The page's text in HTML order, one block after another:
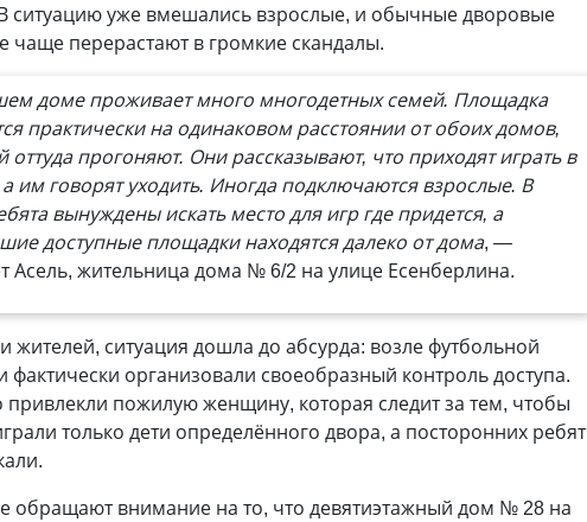
ситуацию уже вмешались взрос­лые, и обычные дворовые
чаще перерастают в громкие скандалы.
доме проживает много многодетных семей. Площадка
практически на одинаковом расстоянии от обоих домов,
оттуда прогоняют. Они рассказывают, что приходят играть в
им говорят уходить. Иногда подключаются взрослые. В
вынуждены искать место для игр где придется, а
доступные площадки находятся далеко от дома, —
Асель, жительница дома № 6/2 на улице Есенберлина.
жителей, ситуация дошла до абсурда: возле футбольной
фактически организовали своеобразный контроль доступа.
привлекли пожилую женщину, которая следит за тем, чтобы
только дети определённого двора, а посторонних ребят
обращают внимание на то, что девятиэтажный дом № 28 на